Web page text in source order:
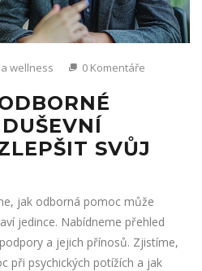
wellness 0 Komentáře
SVŮJ
jak odborná pomoc může
jedince. Nabídneme přehled
a jejich přínosů. Zjistíme,
při psychických potížích a jak